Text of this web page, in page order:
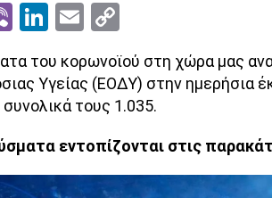
ViberLinkedIn
Email
Link
του κορωνοϊού στη χώρα μας
Υγείας (ΕΟΔΥ) στην ημερήσια
τους 1.035.
εντοπίζονται στις